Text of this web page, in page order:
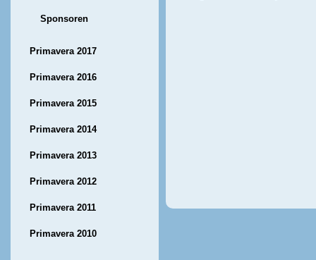
Sponsoren
Primavera 2017
Primavera 2016
Primavera 2015
Primavera 2014
Primavera 2013
Primavera 2012
Primavera 2011
Primavera 2010